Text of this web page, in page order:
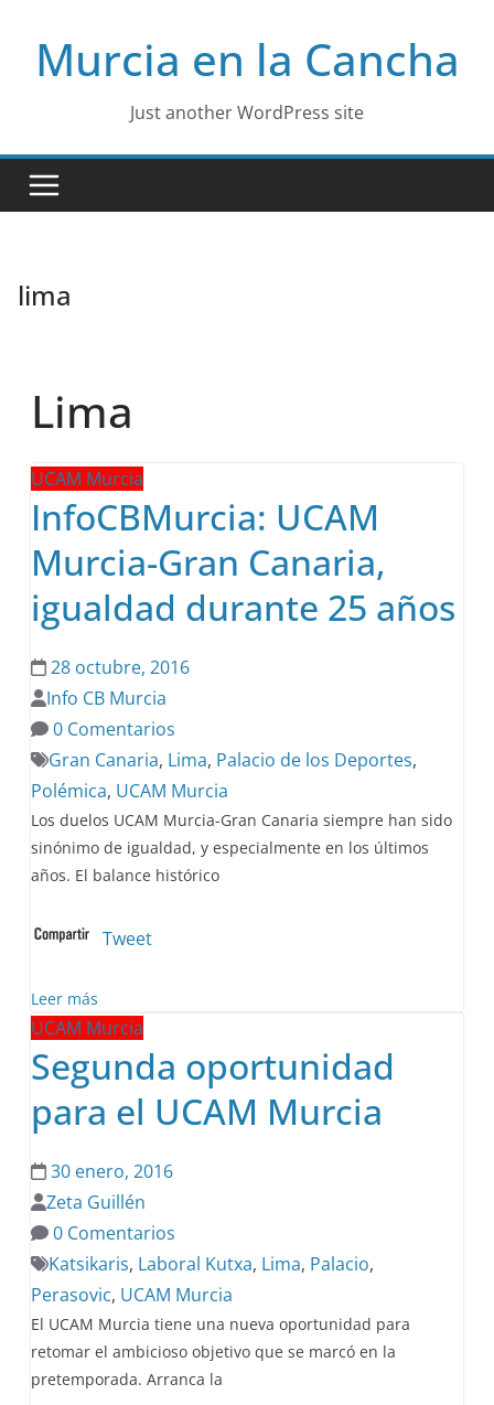
contentMurcia en la Cancha
Just another WordPress site
lima
Lima
UCAM Murcia
InfoCBMurcia: UCAM
Murcia-Gran Canaria,
igualdad durante 25 años
28 octubre, 2016
Info CB Murcia
0 Comentarios
Gran Canaria, Lima, Palacio de los Deportes,
Polémica, UCAM Murcia
Los duelos UCAM Murcia-Gran Canaria siempre han sido
sinónimo de igualdad, y especialmente en los últimos
años. El balance histórico
Tweet
Leer más
UCAM Murcia
Segunda oportunidad
para el UCAM Murcia
30 enero, 2016
Zeta Guillén
0 Comentarios
Katsikaris, Laboral Kutxa, Lima, Palacio,
Perasovic, UCAM Murcia
El UCAM Murcia tiene una nueva oportunidad para
retomar el ambicioso objetivo que se marcó en la
pretemporada. Arranca la